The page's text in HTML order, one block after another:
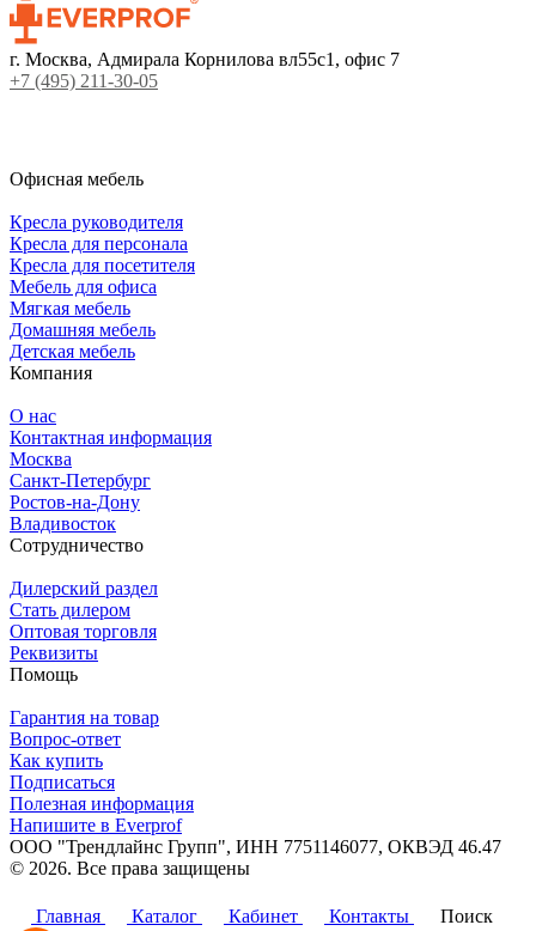
г. Москва, Адмирала Корнилова вл55с1, офис 7
+7 (495) 211-30-05
Офисная мебель
Кресла руководителя
Кресла для персонала
Кресла для посетителя
Мебель для офиса
Мягкая мебель
Домашняя мебель
Детская мебель
Компания
О нас
Контактная информация
Москва
Санкт-Петербург
Ростов-на-Дону
Владивосток
Сотрудничество
Дилерский раздел
Стать дилером
Оптовая торговля
Реквизиты
Помощь
Гарантия на товар
Вопрос-ответ
Как купить
Подписаться
Полезная информация
Напишите в Everprof
ООО "Трендлайнс Групп", ИНН 7751146077, ОКВЭД 46.47
© 2026. Все права защищены
Главная
Каталог Кабинет Контакты Поиск